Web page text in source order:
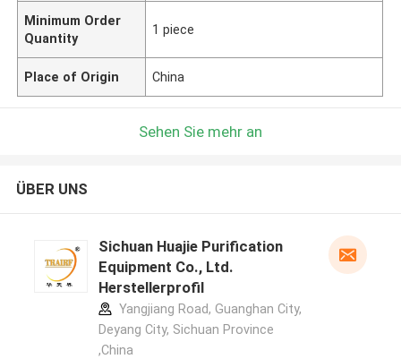
Minimum Order
Quantity
1 piece
Place of Origin China
Sehen Sie mehr an
ÜBER UNS
Sichuan Huajie Purification
Equipment Co., Ltd.
Herstellerprofil
Yangjiang Road, Guanghan City,
Deyang City, Sichuan Province
,China